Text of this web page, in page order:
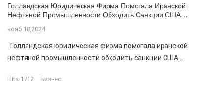
Голландская Юридическая Фирма Помогала Иранской
Нефтяной Промышленности Обходить Санкции США…
нояб 18,2024
Голландская юридическая фирма помогала иранской
нефтяной промышленности обходить санкции США...
Hits:1712 Бизнес